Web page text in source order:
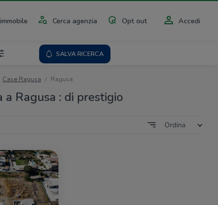
Cerca agenzia Opt out Accedi
SALVA RICERCA
Case Ragusa Ragusa
a Ragusa : di prestigio
Ordina